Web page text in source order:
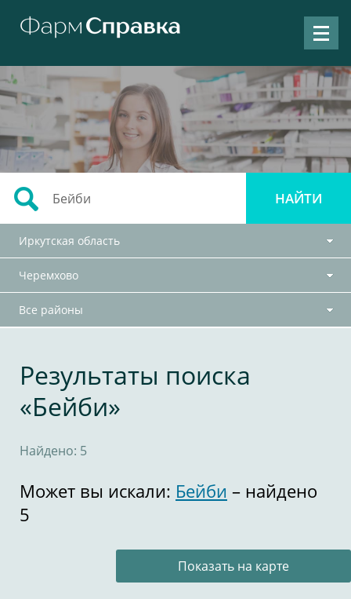
Иркутская область
Черемхово
Все районы
Результаты поиска
«Бейби»
Найдено: 5
Может вы искали: Бейби – найдено
5
Показать на карте